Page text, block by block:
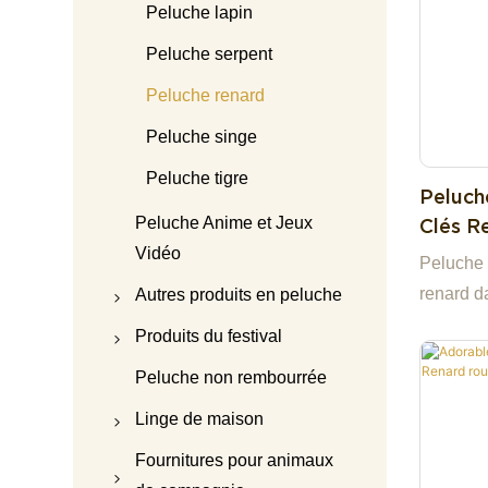
Peluche lapin
Peluche serpent
Peluche renard
Peluche singe
Peluche tigre
Peluche Anime et Jeux
Vidéo
Autres produits en peluche
Ours en peluche
Accessoires pour
Produits du festival
peluches de Noël
peluche
Peluche non rembourrée
Linge de maison
Pyjama en peluche
Fournitures pour animaux
Clés
En
renard